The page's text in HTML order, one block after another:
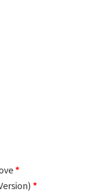
*
*